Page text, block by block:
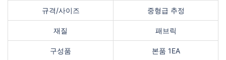
규격/사이즈 중형급 추정
재질 패브릭
구성품 본품 1EA